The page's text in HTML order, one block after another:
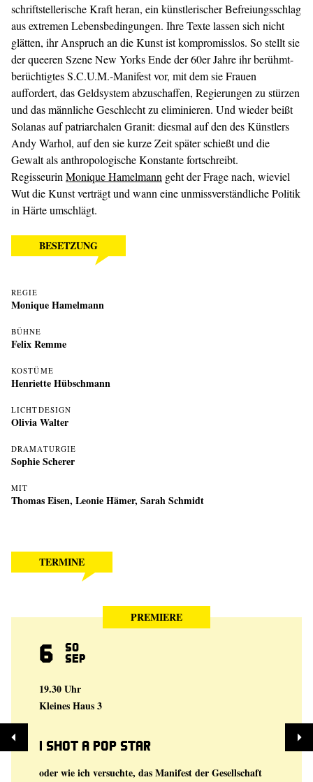
schriftstellerische Kraft heran, ein künstlerischer Befreiungsschlag
aus extremen Lebensbedingungen. Ihre Texte lassen sich nicht
glätten, ihr Anspruch an die Kunst ist kompromisslos. So stellt sie
der queeren Szene New Yorks Ende der 60er Jahre ihr berühmt-
berüchtigtes S.C.U.M.-Manifest vor, mit dem sie Frauen
auffordert, das Geldsystem abzuschaffen, Regierungen zu stürzen
und das männliche Geschlecht zu eliminieren. Und wieder beißt
Solanas auf patriarchalen Granit: diesmal auf den des Künstlers
Andy Warhol, auf den sie kurze Zeit später schießt und die
Gewalt als anthropologische Konstante fortschreibt.
Regisseurin Monique Hamelmann geht der Frage nach, wieviel
Wut die Kunst verträgt und wann eine unmissverständliche Politik
in Härte umschlägt.
BESETZUNG
REGIE
Monique Hamelmann
BÜHNE
Felix Remme
KOSTÜME
Henriette Hübschmann
LICHTDESIGN
Olivia Walter
DRAMATURGIE
Sophie Scherer
MIT
Thomas Eisen, Leonie Hämer, Sarah Schmidt
TERMINE
PREMIERE
6 So
Sep
19.30 Uhr
Kleines Haus 3
I shot a Pop Star
oder wie ich versuchte, das Manifest der Gesellschaft